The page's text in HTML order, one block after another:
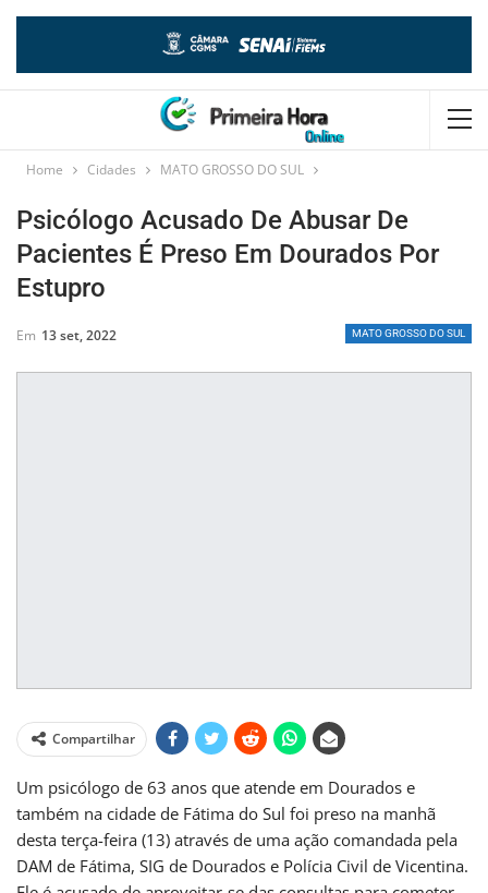
Home Cidades MATO GROSSO DO SUL
Psicólogo Acusado De Abusar De
Pacientes É Preso Em Dourados Por
Estupro
MATO GROSSO DO SUL
Em 13 set, 2022
Compartilhar
Um psicólogo de 63 anos que atende em Dourados e
também na cidade de Fátima do Sul foi preso na manhã
desta terça-feira (13) através de uma ação comandada pela
DAM de Fátima, SIG de Dourados e Polícia Civil de Vicentina.